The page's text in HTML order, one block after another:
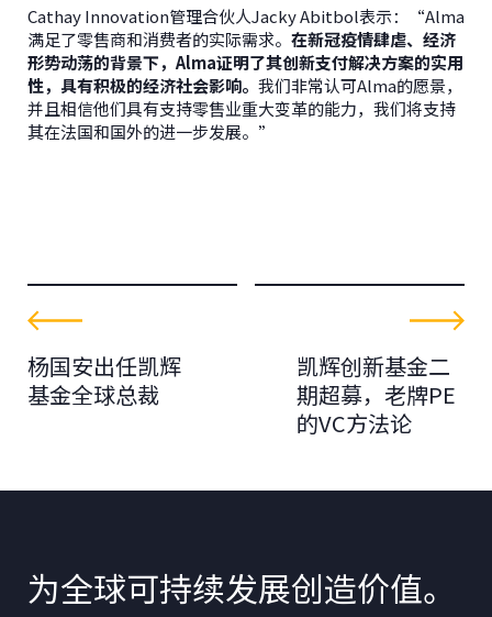
Cathay Innovation管理合伙人Jacky Abitbol表示：“Alma
满足了零售商和消费者的实际需求。 在新冠疫情肆虐、经济
形势动荡的背景下，Alma证明了其创新支付解决方案的实用
性，具有积极的经济社会影响。 我们非常认可Alma的愿景，
并且相信他们具有支持零售业重大变革的能力，我们将支持
其在法国和国外的进一步发展。”
杨国安出任凯辉
基金全球总裁
凯辉创新基金二
期超募，老牌PE
的VC方法论
为全球可持续发展创造价值。